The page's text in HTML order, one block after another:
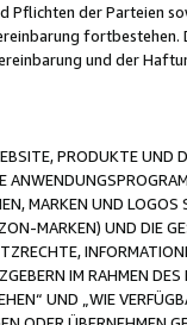
Pflichten der Parteien
und der
PRODUKTE UND
MARKEN UND
MARKEN) UND DIE
IM RAHMEN
UND „WIE